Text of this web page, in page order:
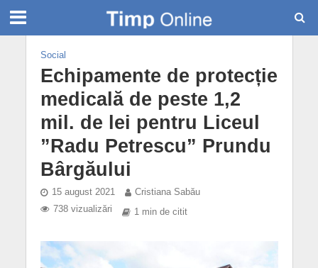
Social
Echipamente de protecție
medicală de peste 1,2
mil. de lei pentru Liceul
”Radu Petrescu” Prundu
Bârgăului
15 august 2021
Cristiana Sabău
738 vizualizări
1 min de citit